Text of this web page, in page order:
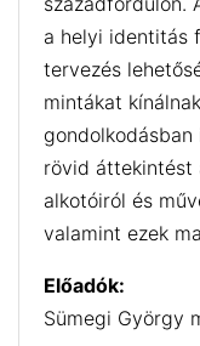
a helyi identitás
tervezés
mintákat
rövid áttekintést
alkotóiról és
valamint ezek
Előadók:
Sümegi György